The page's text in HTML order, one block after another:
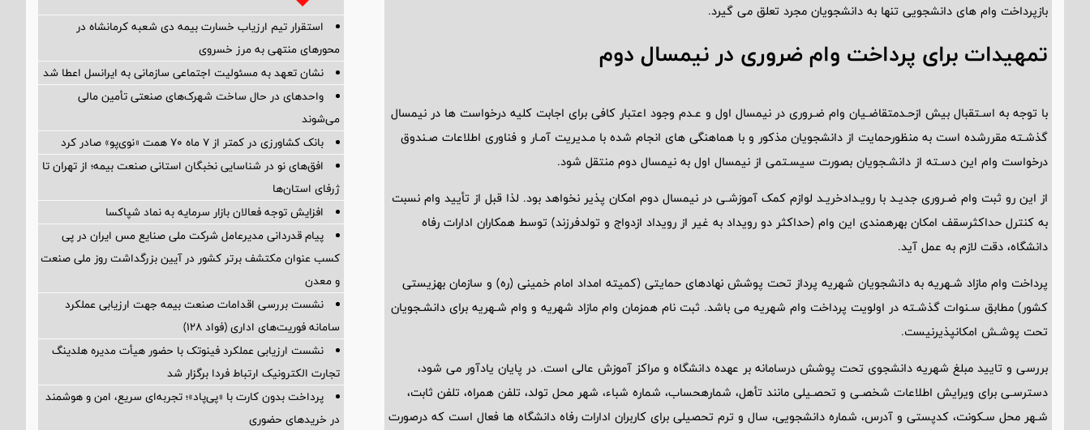
بازپرداخت وام های دانشجویی تنها به دانشجویان مجرد تعلق می گیرد.
تمهیدات برای پرداخت وام ضروری در نیمسال دوم
با توجه به اسـتقبال بیش ازحـدمتقاضـیان وام ضـروری در نیمسال اول و عـدم وجود اعتبار کافی برای اجابت کلیه درخواست ها در نیمسال
گذشـته مقررشده است به منظورحمایت از دانشجویان مذکور و با هماهنگی های انجام شده با مـدیریت آمـار و فناوری اطلاعات صـندوق
درخواست وام این دسـته از دانشـجویان بصورت سیسـتمی از نیمسال اول به نیمسال دوم منتقل شود.
از این رو ثبت وام ضـروری جدیـد با رویـدادخریـد لوازم کمک آموزشـی در نیمسال دوم امکان پذیر نخواهد بود. لذا قبل از تأیید وام نسبت
به کنترل حداکثرسقف امکان بهرهمندی این وام (حداکثر دو رویداد به غیر از رویداد ازدواج و تولدفرزند) توسط همکاران ادارات رفاه
دانشگاه، دقت لازم به عمل آید.
پرداخت وام مازاد شـهریه به دانشجویان شهریه پرداز تحت پوشش نهادهای حمایتی (کمیته امداد امام خمینی (ره) و سازمان بهزیستی
کشور) مطابق سـنوات گذشـته در اولویت پرداخت وام شهریه می باشد. ثبت نام همزمان وام مازاد شهریه و وام شـهریه برای دانشـجویان
تحت پوشـش امکانپذیرنیست.
بررسی و تایید مبلغ شهریه دانشجوی تحت پوشش درسامانه بر عهده دانشگاه و مراکز آموزش عالی است. در پایان یادآور می شود،
دسترسـی برای ویرایش اطلاعات شخصـی و تحصـیلی مانند تأهل، شمارهحساب، شماره شباء، شهر محل تولد، تلفن همراه، تلفن ثابت،
شـهر محل سـکونت، کدپستی و آدرس، شماره دانشجویی، سال و ترم تحصیلی برای کاربران ادارات رفاه دانشگاه ها فعال است که درصورت
استقرار تیم ارزیاب خسارت بیمه دی شعبه کرمانشاه در
محورهای منتهی به مرز خسروی
نشان تعهد به مسئولیت اجتماعی سازمانی به ایرانسل اعطا شد
واحدهای در حال ساخت شهرک‌های صنعتی تأمین مالی
می‌شوند
بانک کشاورزی در کمتر از ۷ ماه ۷۰ همت «نوی‌پو» صادر کرد
افق‌های نو در شناسایی نخبگان استانی صنعت بیمه؛ از تهران تا
ژرفای استان‌ها
افزایش توجه فعالان بازار سرمایه به نماد شپاکسا
پیام قدردانی مدیرعامل شرکت ملی صنایع مس ایران در پی
کسب عنوان مکتشف برتر کشور در آیین بزرگداشت روز ملی صنعت
و معدن
نشست بررسی اقدامات صنعت بیمه جهت ارزیابی عملکرد
سامانه فوریت‌های اداری (فواد ۱۲۸)
نشست ارزیابی عملکرد فینوتک با حضور هیأت‌ مدیره هلدینگ
تجارت الکترونیک ارتباط فردا برگزار شد
پرداخت بدون کارت با «پی‌پاد»؛ تجربه‌ای سریع، امن و هوشمند
در خریدهای حضوری